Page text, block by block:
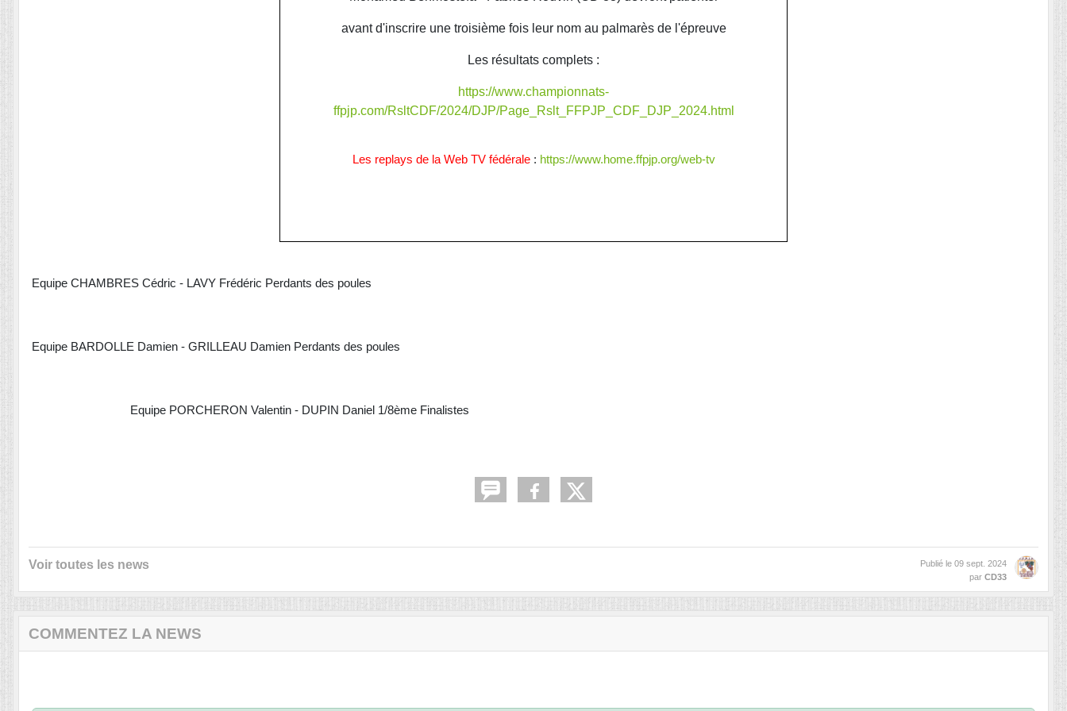
avant d'inscrire une troisième fois leur nom au palmarès de l'épreuve
Les résultats complets :
https://www.championnats-
ffpjp.com/RsltCDF/2024/DJP/Page_Rslt_FFPJP_CDF_DJP_2024.html
Les replays de la Web TV fédérale : https://www.home.ffpjp.org/web-tv
Equipe CHAMBRES Cédric - LAVY Frédéric Perdants des poules
Equipe BARDOLLE Damien - GRILLEAU Damien Perdants des poules
Equipe PORCHERON Valentin - DUPIN Daniel 1/8ème Finalistes
Voir toutes les news Publié le 09 sept. 2024
par CD33
COMMENTEZ LA NEWS